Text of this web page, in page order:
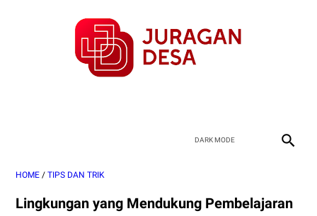
HOME / TIPS DAN TRIK
Lingkungan yang Mendukung Pembelajaran